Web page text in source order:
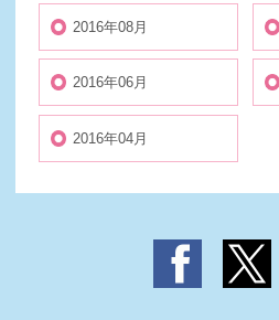
2016年08月
2016年06月
2016年04月